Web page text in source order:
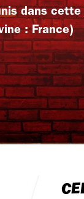
dans
: France)